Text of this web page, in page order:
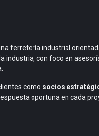
ferretería industrial
industria, con foco en
como socios
oportuna en cada